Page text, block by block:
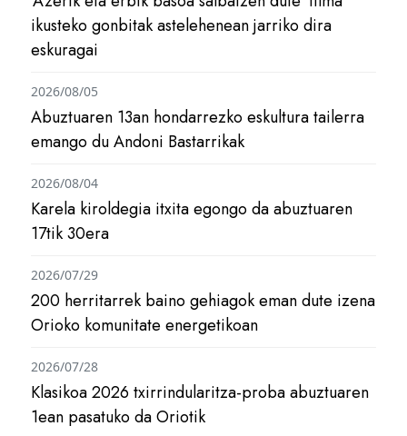
ikusteko gonbitak astelehenean jarriko dira
eskuragai
Abuztuaren 13an hondarrezko eskultura tailerra
emango du Andoni Bastarrikak
2026/08/05
Karela kiroldegia itxita egongo da abuztuaren
17tik 30era
2026/08/04
200 herritarrek baino gehiagok eman dute izena
Orioko komunitate energetikoan
2026/07/29
Klasikoa 2026 txirrindularitza-proba abuztuaren
1ean pasatuko da Oriotik
2026/07/28